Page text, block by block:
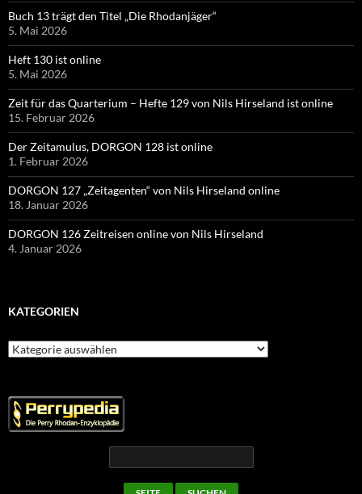
Buch 13 trägt den Titel „Die Rhodanjäger“
5. Mai 2026
Heft 130 ist online
5. Mai 2026
Zeit für das Quarterium – Hefte 129 von Nils Hirseland ist online
15. Februar 2026
Der Zeitamulus, DORGON 128 ist online
1. Februar 2026
DORGON 127 „Zeitagenten“ von Nils Hirseland online
18. Januar 2026
DORGON 126 Zeitreisen online von Nils Hirseland
4. Januar 2026
KATEGORIEN
Kategorien